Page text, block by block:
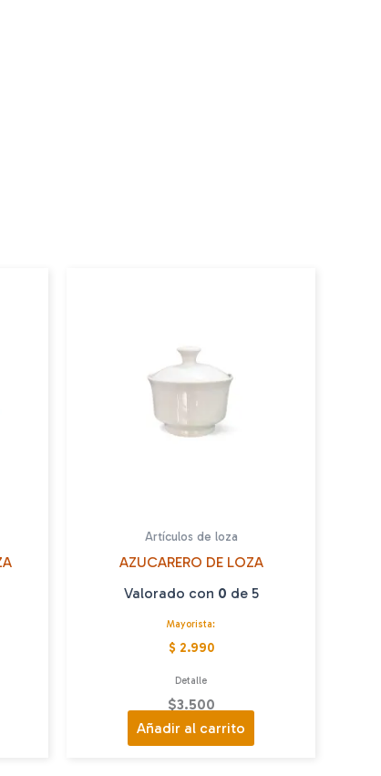
Artículos de loza
AZUCARERO DE LOZA
Valorado con 0 de 5
Mayorista:
$ 2.990
Detalle
$3.500
Añadir al carrito